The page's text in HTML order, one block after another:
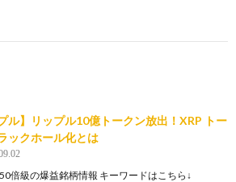
ル】リップル10億トークン放出！XRP トー
ックホール化とは
倍級の爆益銘柄情報 キーワードはこちら↓